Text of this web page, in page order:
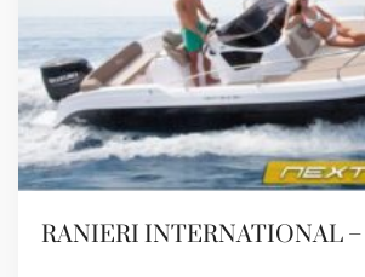
RANIERI INTERNATIONAL